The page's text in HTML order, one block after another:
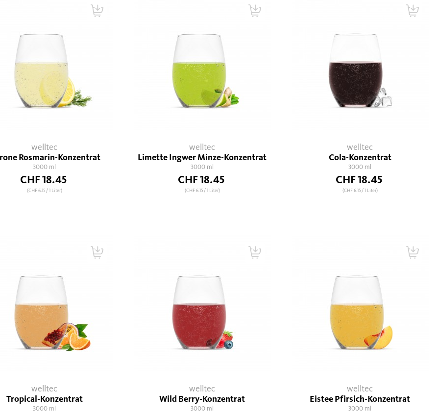
welltec
Rosmarin-Konzentrat
3000 ml
CHF 18.45
(CHF 6.15/ 1 Liter)
welltec
Limette Ingwer Minze-Konzentrat
3000 ml
CHF 18.45
(CHF 6.15/ 1 Liter)
welltec
Cola-Konzentrat
3000 ml
CHF 18.45
(CHF 6.15/ 1 Liter)
welltec
Tropical-Konzentrat
3000 ml
welltec
Wild Berry-Konzentrat
3000 ml
welltec
Eistee Pfirsich-Konzentrat
3000 ml